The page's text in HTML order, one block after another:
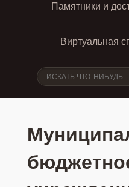
Памятники и
Виртуальная